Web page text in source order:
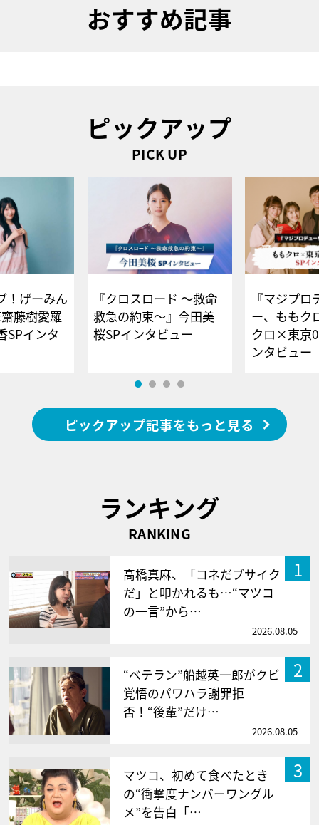
おすすめ記事
ピックアップ
PICK UP
！げーみん
藤樹愛羅
SPインタ
『クロスロード ～救命
救急の約束～』今田美
桜SPインタビュー
『マジプロ
ー、ももク
クロ×東京
ンタビュー
ピックアップ記事をもっと見る
ランキング
RANKING
1
高橋真麻、「コネだブサイク
だ」と叩かれるも…“マツコ
の一言”から…
2026.08.05
2
“ベテラン”船越英一郎がクビ
覚悟のパワハラ謝罪拒
否！“後輩”だけ…
2026.08.05
3
マツコ、初めて食べたとき
の“衝撃度ナンバーワングル
メ”を告白「…